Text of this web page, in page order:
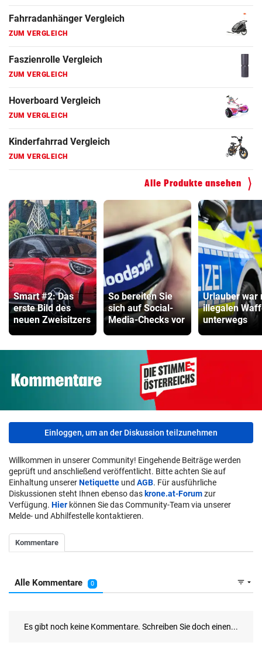
Fahrradanhänger Vergleich
ZUM VERGLEICH
Faszienrolle Vergleich
ZUM VERGLEICH
Hoverboard Vergleich
ZUM VERGLEICH
Kinderfahrrad Vergleich
ZUM VERGLEICH
Alle Produkte ansehen
Smart #2: Das
erste Bild des
neuen Zweisitzers
So bereiten Sie
sich auf Social-
Media-Checks vor
Urlauber war
illegalen
unterwegs
Einloggen, um an der Diskussion teilzunehmen
Willkommen in unserer Community! Eingehende Beiträge werden
geprüft und anschließend veröffentlicht. Bitte achten Sie auf
Einhaltung unsererNetiquette und AGB. Für ausführliche
Diskussionen steht Ihnen ebenso das krone.at-Forumzur
Verfügung. Hier können Sie das Community-Team via unserer
Melde- und Abhilfestelle kontaktieren.